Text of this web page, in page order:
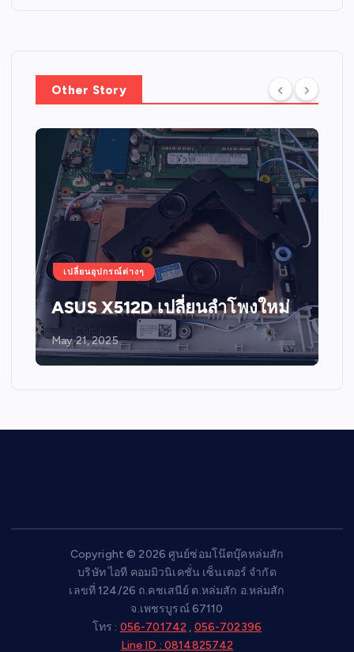
Other Story
เปลี่ยนอุปกรณ์ต่างๆ
ASUS X512D เปลี่ยนลำโพงใหม่
May 21, 2025
Copyright © 2026 ศูนย์ซ่อมโน๊ตบุ๊คหล่มสัก
บริษัท ไอที คอมมิวนิเคชั่น เซ็นเตอร์ จำกัด
เลขที่ 124/26 ถ.คชเสนีย์ ต.หล่มสัก อ.หล่มสัก
จ.เพชรบูรณ์ 67110
โทร : 056-701742 , 056-702396
Line ID : 0814825742